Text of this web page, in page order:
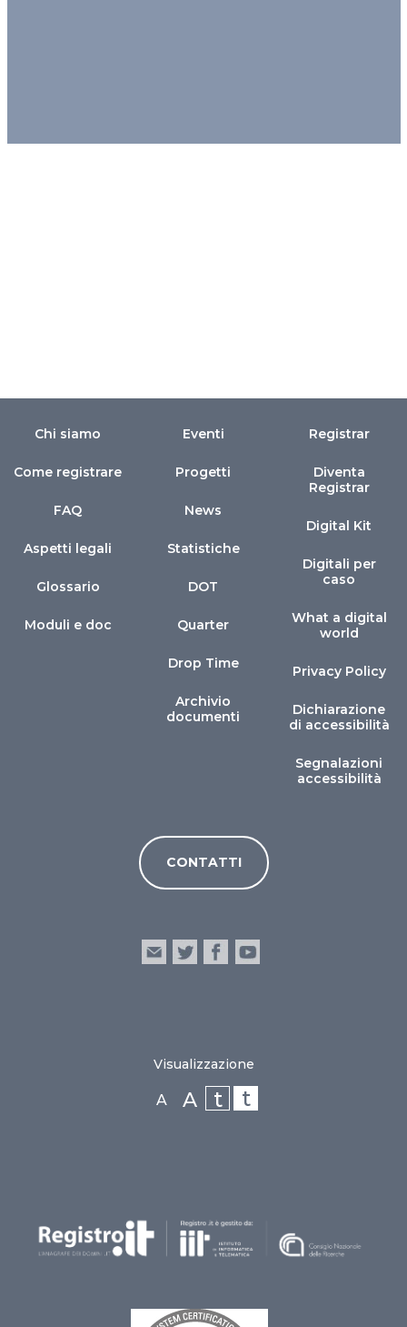
Chi siamo
Come registrare
FAQ
Aspetti legali
Glossario
Moduli e doc
Eventi
Progetti
News
Statistiche
DOT
Quarter
Drop Time
Archivio
documenti
Registrar
Diventa
Registrar
Digital Kit
Digitali per
caso
What a digital
world
Privacy Policy
Dichiarazione
di accessibilità
Segnalazioni
accessibilità
CONTATTI
Visualizzazione
A A t t